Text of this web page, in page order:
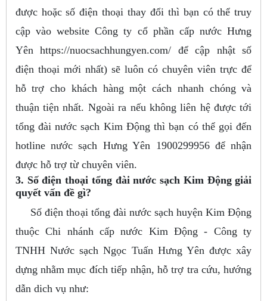
được hoặc số điện thoại thay đổi thì bạn có thể truy
cập vào website Công ty cổ phần cấp nước Hưng
Yên https://nuocsachhungyen.com/ để cập nhật số
điện thoại mới nhất) sẽ luôn có chuyên viên trực để
hỗ trợ cho khách hàng một cách nhanh chóng và
thuận tiện nhất. Ngoài ra nếu không liên hệ được tới
tổng đài nước sạch Kim Động thì bạn có thể gọi đến
hotline nước sạch Hưng Yên 1900299956 để nhận
được hỗ trợ từ chuyên viên.
3. Số điện thoại tổng đài nước sạch Kim Động giải
quyết vấn đề gì?
Số điện thoại tổng đài nước sạch huyện Kim Động
thuộc Chi nhánh cấp nước Kim Động - Công ty
TNHH Nước sạch Ngọc Tuấn Hưng Yên được xây
dựng nhằm mục đích tiếp nhận, hỗ trợ tra cứu, hướng
dẫn dich vụ như: